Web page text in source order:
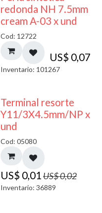
redonda NH 7.5mm
cream A-03 x und
Cod: 12722
US$ 0,07
Inventario: 101267
50% DESCUENTO
Terminal resorte
Y11/3X4.5mm/NP x
und
Cod: 05080
US$ 0,01US$0,02
Inventario: 36889